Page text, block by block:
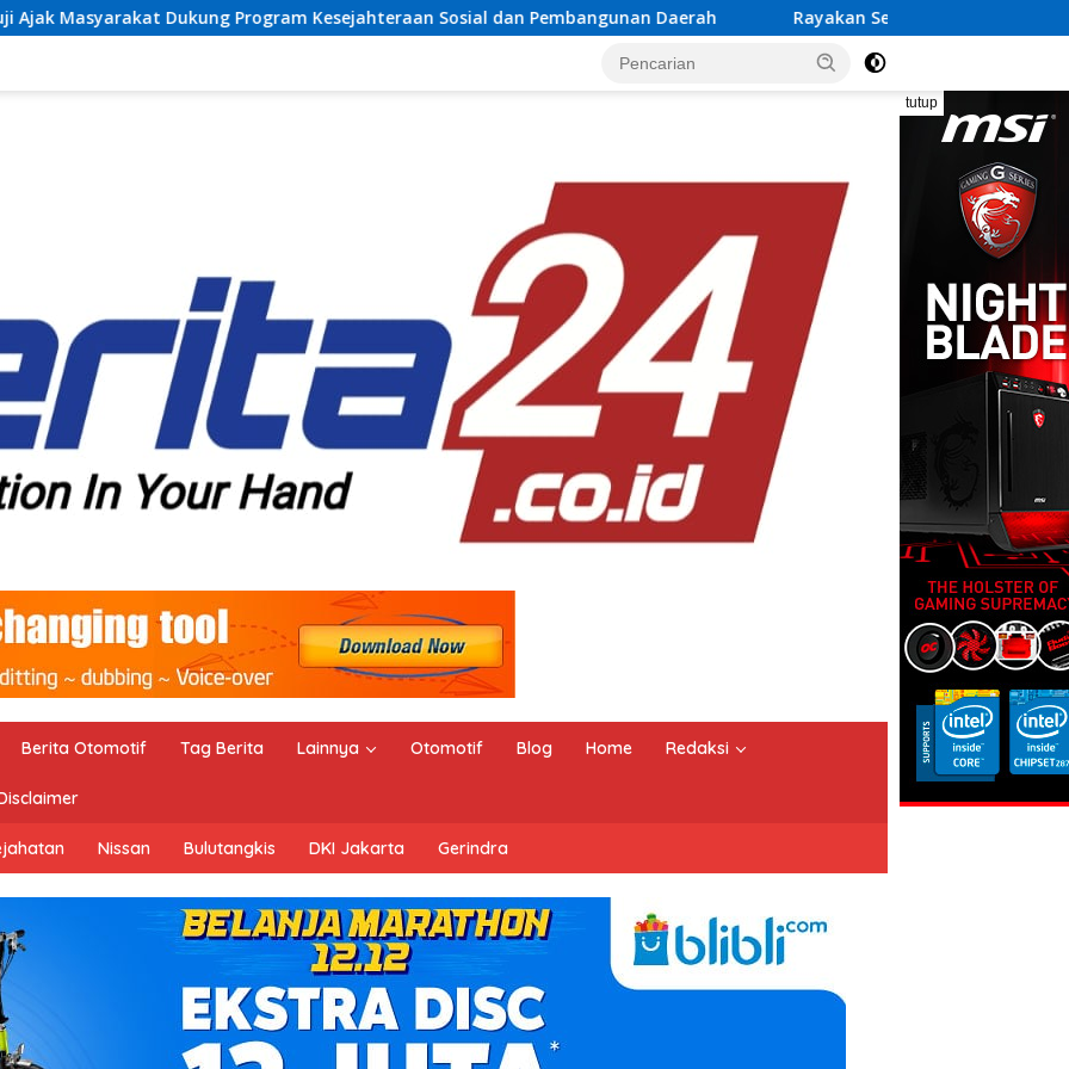
Kesejahteraan Sosial dan Pembangunan Daerah Rayakan Semangat Kemerdekaan Bersama Promo
tutup
Berita Otomotif Tag Berita Lainnya Otomotif Blog Home Redaksi
Nissan Bulutangkis DKI Jakarta Gerindra